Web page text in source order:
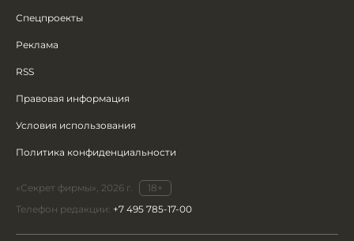
Спецпроекты
Реклама
RSS
Правовая информация
Условия использования
Политика конфиденциальности
«Секрет фирмы», 2026 г.
18+
Телефон редакции: +7 495 785-17-00